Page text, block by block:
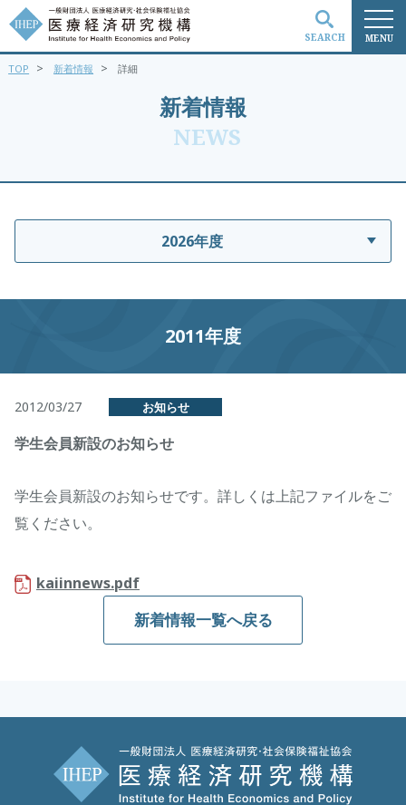
MENU
SEARCH
新着情報
NEWS
TOP > 新着情報 > 詳細
2026年度
2011年度
2012/03/27 お知らせ
学生会員新設のお知らせ
学生会員新設のお知らせです。詳しくは上記ファイルをご
覧ください。
kaiinnews.pdf
新着情報一覧へ戻る